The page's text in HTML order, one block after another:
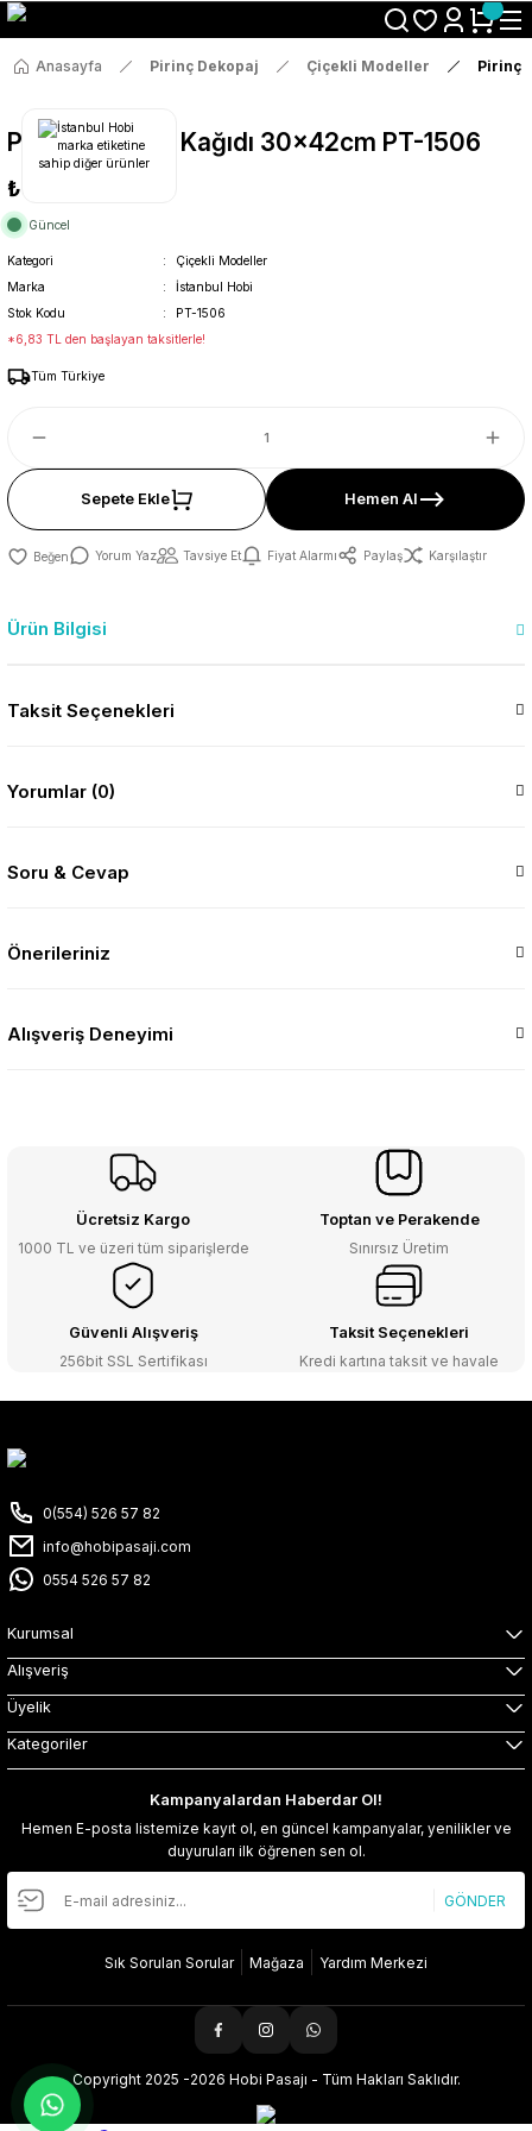
Size Özel "HG10" Koduyla Sepette Hemen %10 İndirimi Kaçırma
Anasayfa Pirinç Dekopaj Çiçekli Modeller Pirinç
Pirinç Dekopaj Kağıdı 30x42cm PT-1506
₺36
Güncel
Kategori
Çiçekli Modeller
Marka
İstanbul Hobi
Stok Kodu
PT-1506
*6,83 TL den başlayan taksitlerle!
Tüm Türkiye
Sepete Ekle Hemen Al
Yorum Yaz Tavsiye Et Fiyat Alarmı Paylaş Karşılaştır
Ürün Bilgisi
Taksit Seçenekleri
Yorumlar (0)
Soru & Cevap
Önerileriniz
Alışveriş Deneyimi
Ücretsiz Kargo
1000 TL ve üzeri tüm siparişlerde
Toptan ve Perakende
Sınırsız Üretim
Güvenli Alışveriş
256bit SSL Sertifikası
Taksit Seçenekleri
Kredi kartına taksit ve havale
0(554) 526 57 82
info@hobipasaji.com
0554 526 57 82
Kurumsal
Alışveriş
Üyelik
Kategoriler
Kampanyalardan Haberdar Ol!
Hemen E-posta listemize kayıt ol, en güncel kampanyalar, yenilikler ve
duyuruları ilk öğrenen sen ol.
GÖNDER
Sık Sorulan Sorular Mağaza Yardım Merkezi
Copyright 2025 -2026 Hobi Pasajı - Tüm Hakları Saklıdır.